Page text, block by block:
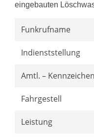
eingebauten
Funkrufname
Indienststellung
Amtl. – Kennzeichen
Fahrgestell
Leistung